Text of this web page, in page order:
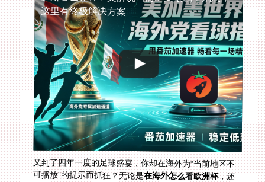
这里有终极解决方案
又到了四年一度的足球盛宴，你却在海外为“当前地区不
可播放”的提示而抓狂？无论是在海外怎么看欧洲杯，还
是即将到来的世界杯，对于身处俄罗斯、日本、加拿大的
留学生和华人来说，想通过国内的咪咕、腾讯体育等平台
收看原汁原味的中文解说，总是一道跨不过去的坎。这背
后的原因，正是国内平台基于IP地址实施的严格地区版权
限制。你的海外IP，成了被挡在门外的那一个。但别担
心，这道技术屏障并非无解。本文将为你清晰拆解问题根
源，并提供一个稳定、高效的一站式解决方案，让你无论